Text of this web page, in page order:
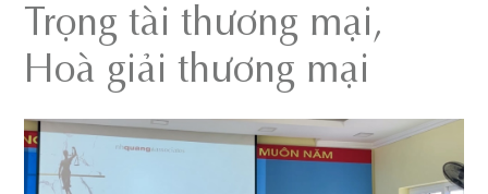
Trọng tài thương mại,
Hoà giải thương mại